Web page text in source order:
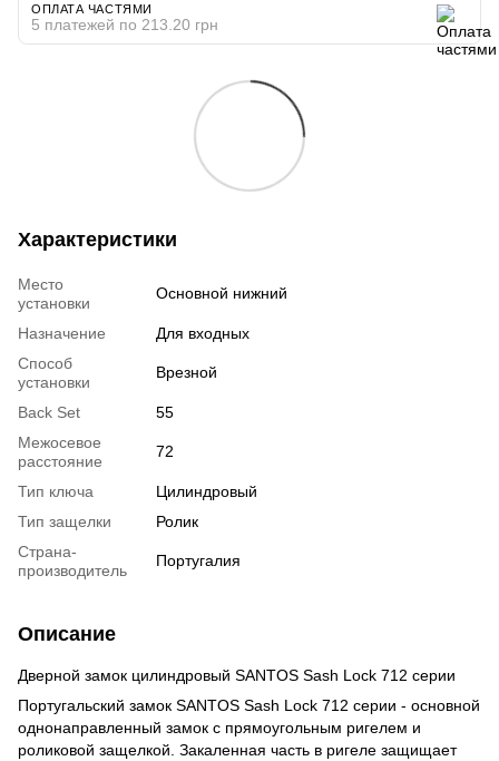
ОПЛАТА ЧАСТЯМИ
5 платежей по 213.20 грн
Характеристики
Место
установки
Основной нижний
Назначение
Для входных
Способ
установки
Врезной
Back Set
55
Межосевое
расстояние
72
Тип ключа
Цилиндровый
Тип защелки
Ролик
Страна-
производитель
Португалия
Описание
Дверной замок цилиндровый SANTOS Sash Lock 712 серии
Португальский замок SANTOS Sash Lock 712 серии - основной
однонаправленный замок с прямоугольным ригелем и
роликовой защелкой. Закаленная часть в ригеле защищает